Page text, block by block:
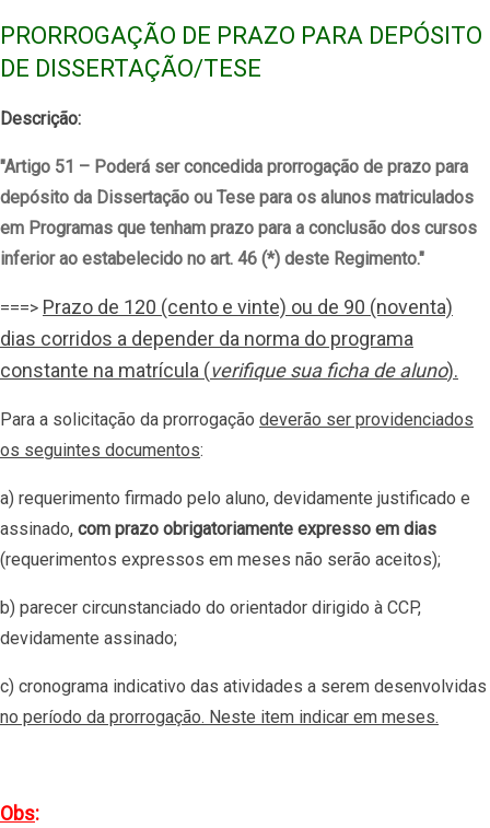
PRORROGAÇÃO DE PRAZO PARA DEPÓSITO
DE DISSERTAÇÃO/TESE
Descrição:
"Artigo 51 – Poderá ser concedida prorrogação de prazo para
depósito da Dissertação ou Tese para os alunos matriculados
em Programas que tenham prazo para a conclusão dos cursos
inferior ao estabelecido no art. 46 (*) deste Regimento."
===> Prazo de 120 (cento e vinte) ou de 90 (noventa)
dias corridos a depender da norma do programa
constante na matrícula (verifique sua ficha de aluno).
Para a solicitação da prorrogação deverão ser providenciados
os seguintes documentos:
a) requerimento firmado pelo aluno, devidamente justificado e
assinado, com prazo obrigatoriamente expresso em dias
(requerimentos expressos em meses não serão aceitos);
b) parecer circunstanciado do orientador dirigido à CCP,
devidamente assinado;
c) cronograma indicativo das atividades a serem desenvolvidas
no período da prorrogação. Neste item indicar em meses.
Obs: